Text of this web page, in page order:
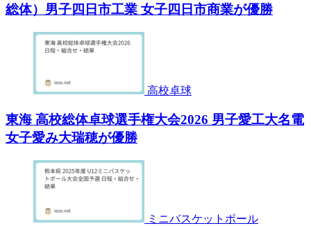
総体）男子四日市工業 女子四日市商業が優勝
高校卓球
東海 高校総体卓球選手権大会2026 男子愛工大名電
女子愛み大瑞穂が優勝
ミニバスケットボール